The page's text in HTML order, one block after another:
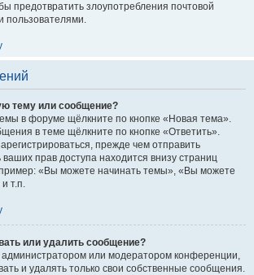
предотвратить злоупотребления почтовой
пользователями.
тему или сообщение?
в форуме щёлкните по кнопке «Новая тема».
в теме щёлкните по кнопке «Ответить».
прежде чем отправить
прав доступа находится внизу страниц
«Вы можете начинать темы», «Вы можете
т.п.
или удалить сообщение?
администратором или модератором конференции,
и удалять только свои собственные сообщения.